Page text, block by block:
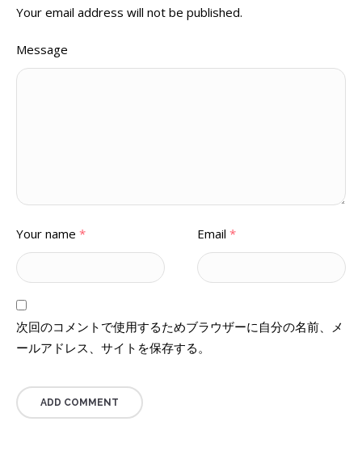
Your email address will not be published.
Message
Your name * Email *
次回のコメントで使用するためブラウザーに自分の名前、メ
ールアドレス、サイトを保存する。